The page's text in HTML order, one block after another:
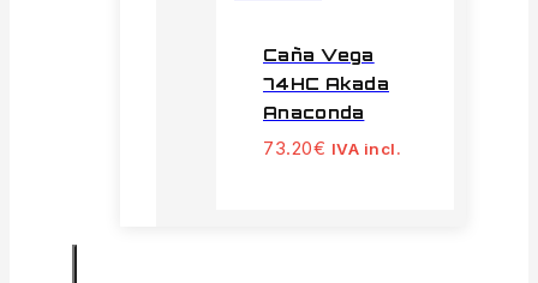
Caña Vega
74HC Akada
Anaconda
73.20€ IVA incl.